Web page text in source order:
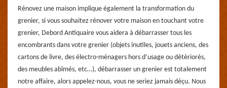
Rénovez une maison implique également la transformation du
grenier, si vous souhaitez rénover votre maison en touchant votre
grenier, Debord Antiquaire vous aidera à débarrasser tous les
encombrants dans votre grenier (objets inutiles, jouets anciens, des
cartons de livre, des électro-ménagers hors d’usage ou détériorés,
des meubles abîmés, etc…), débarrasser un grenier est totalement
notre affaire, alors appelez-nous, vous ne seriez jamais déçu. Nous